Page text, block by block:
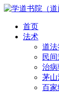
首页
法术
道
民
治病
茅
百